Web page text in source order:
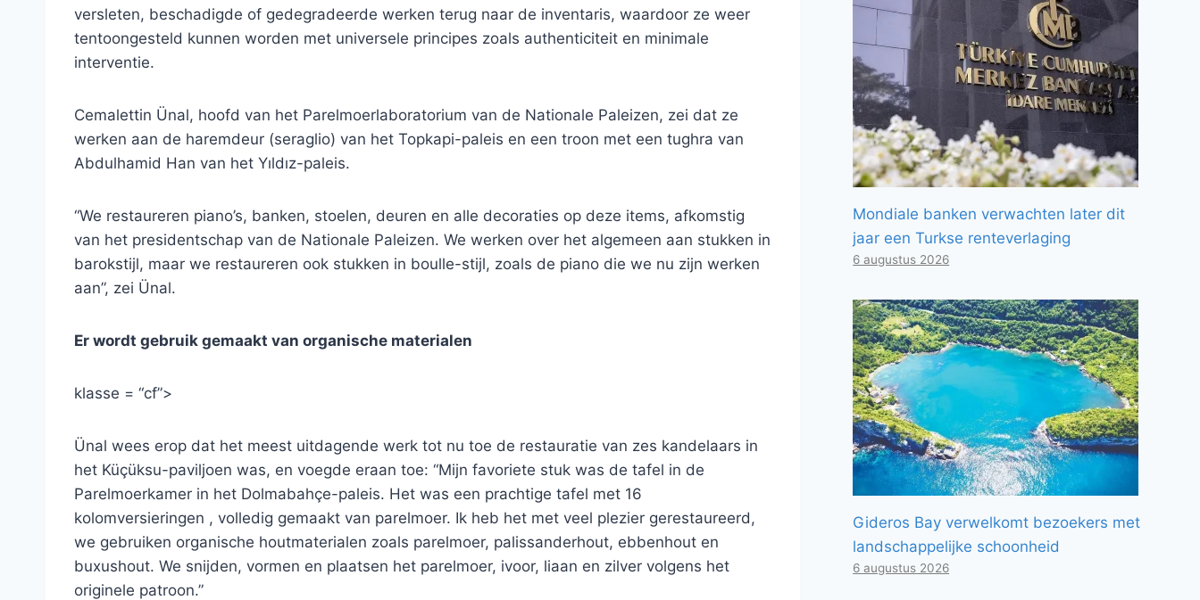
versleten, beschadigde of gedegradeerde werken terug naar de inventaris, waardoor ze weer
tentoongesteld kunnen worden met universele principes zoals authenticiteit en minimale
interventie.
Cemalettin Ünal, hoofd van het Parelmoerlaboratorium van de Nationale Paleizen, zei dat ze
werken aan de haremdeur (seraglio) van het Topkapi-paleis en een troon met een tughra van
Abdulhamid Han van het Yıldız-paleis.
“We restaureren piano’s, banken, stoelen, deuren en alle decoraties op deze items, afkomstig
van het presidentschap van de Nationale Paleizen. We werken over het algemeen aan stukken in
barokstijl, maar we restaureren ook stukken in boulle-stijl, zoals de piano die we nu zijn werken
aan”, zei Ünal.
Er wordt gebruik gemaakt van organische materialen
klasse = “cf”>
Ünal wees erop dat het meest uitdagende werk tot nu toe de restauratie van zes kandelaars in
het Küçüksu-paviljoen was, en voegde eraan toe: “Mijn favoriete stuk was de tafel in de
Parelmoerkamer in het Dolmabahçe-paleis. Het was een prachtige tafel met 16
kolomversieringen , volledig gemaakt van parelmoer. Ik heb het met veel plezier gerestaureerd,
we gebruiken organische houtmaterialen zoals parelmoer, palissanderhout, ebbenhout en
buxushout. We snijden, vormen en plaatsen het parelmoer, ivoor, liaan en zilver volgens het
originele patroon.”
Mondiale banken verwachten later dit
jaar een Turkse renteverlaging
6 augustus 2026
Gideros Bay verwelkomt bezoekers met
landschappelijke schoonheid
6 augustus 2026